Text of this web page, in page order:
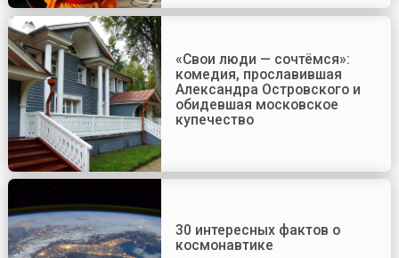
«Свои люди — сочтёмся»:
комедия, прославившая
Александра Островского и
обидевшая московское
купечество
30 интересных фактов о
космонавтике